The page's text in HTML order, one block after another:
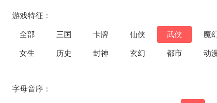
游戏特征：
全部 三国 卡牌 仙侠 武侠 魔
女生 历史 封神 玄幻 都市 动
字母音序：